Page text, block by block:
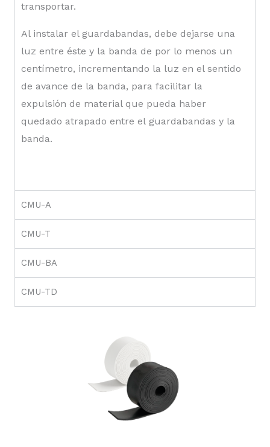
transportar.
Al instalar el guardabandas, debe dejarse una
luz entre éste y la banda de por lo menos un
centímetro, incrementando la luz en el sentido
de avance de la banda, para facilitar la
expulsión de material que pueda haber
quedado atrapado entre el guardabandas y la
banda.
CMU-A
CMU-T
CMU-BA
CMU-TD